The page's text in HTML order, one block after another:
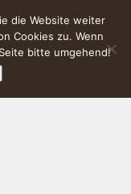
die Website weiter
Cookies zu. Wenn
bitte umgehend!